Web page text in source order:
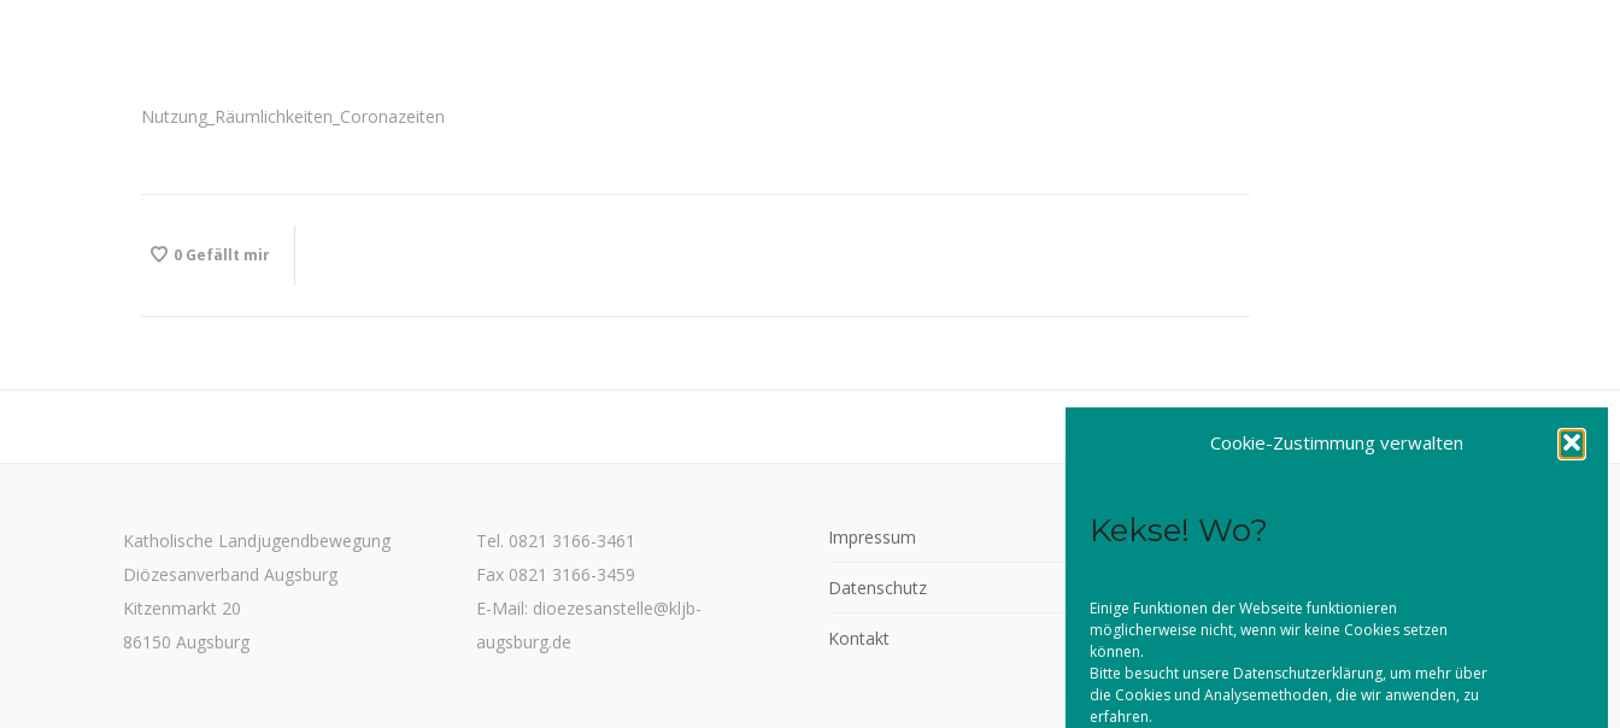
Cookie-Zustimmung verwalten
Kekse! Wo?
Einige Funktionen der Webseite funktionieren
möglicherweise nicht, wenn wir keine Cookies setzen
können.
Bitte besucht unsere Datenschutzerklärung, um mehr über
die Cookies und Analysemethoden, die wir anwenden, zu
erfahren.
Nutzung_Räumlichkeiten_Coronazeiten
0 Gefällt mir
Katholische Landjugendbewegung
Diözesanverband Augsburg
Kitzenmarkt 20
86150 Augsburg
Tel. 0821 3166-3461
Fax 0821 3166-3459
E-Mail: dioezesanstelle@kljb-
augsburg.de
Impressum
Datenschutz
Kontakt